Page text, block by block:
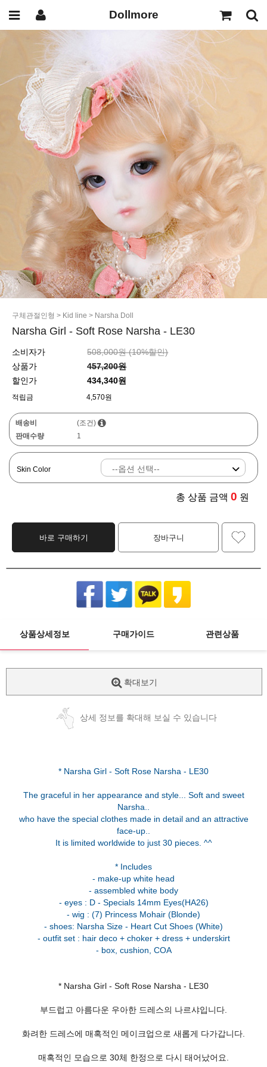
Dollmore
구체관절인형 > Kid line > Narsha Doll
Narsha Girl - Soft Rose Narsha - LE30
소비자가 508,000원 (10%할인)
상품가
457,200원
할인가
434,340원
적립금 4,570원
배송비
(조건)
판매수량
1
Skin Color
총 상품 금액 0 원
바로 구매하기 장바구니
상품상세정보 구매가이드 관련상품
확대보기
상세 정보를 확대해 보실 수 있습니다
* Narsha Girl - Soft Rose Narsha - LE30
The graceful in her appearance and style... Soft and sweet
Narsha..
who have the special clothes made in detail and an attractive
face-up..
It is limited worldwide to just 30 pieces. ^^
* Includes
- make-up white head
- assembled white body
- eyes : D - Specials 14mm Eyes(HA26)
- wig : (7) Princess Mohair (Blonde)
- shoes: Narsha Size - Heart Cut Shoes (White)
- outfit set : hair deco + choker + dress + underskirt
- box, cushion, COA
* Narsha Girl - Soft Rose Narsha - LE30
부드럽고 아름다운 우아한 드레스의 나르샤입니다.
화려한 드레스에 매혹적인 메이크업으로 새롭게 다가갑니다.
매혹적인 모습으로 30체 한정으로 다시 태어났어요.